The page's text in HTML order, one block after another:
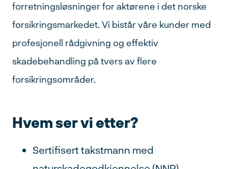
forretningsløsninger for aktørene i det norske
forsikringsmarkedet. Vi bistår våre kunder med
profesjonell rådgivning og effektiv
skadebehandling på tvers av flere
forsikringsområder.
Hvem ser vi etter?
Sertifisert takstmann med